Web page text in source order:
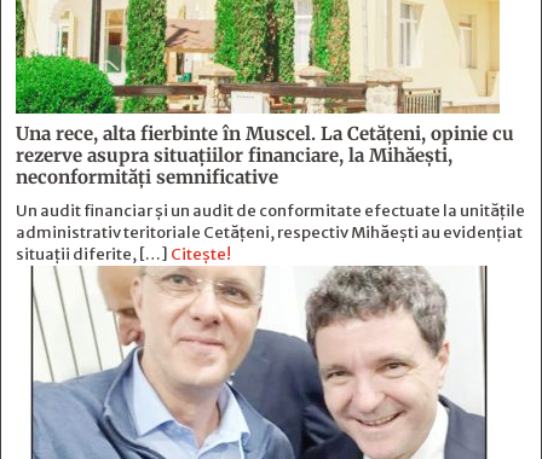
Una rece, alta fierbinte în Muscel. La Cetăţeni, opinie cu
rezerve asupra situaţiilor financiare, la Mihăeşti,
neconformităţi semnificative
Un audit financiar și un audit de conformitate efectuate la unitățile
administrativ teritoriale Cetățeni, respectiv Mihăești au evidențiat
situații diferite, […] Citește!